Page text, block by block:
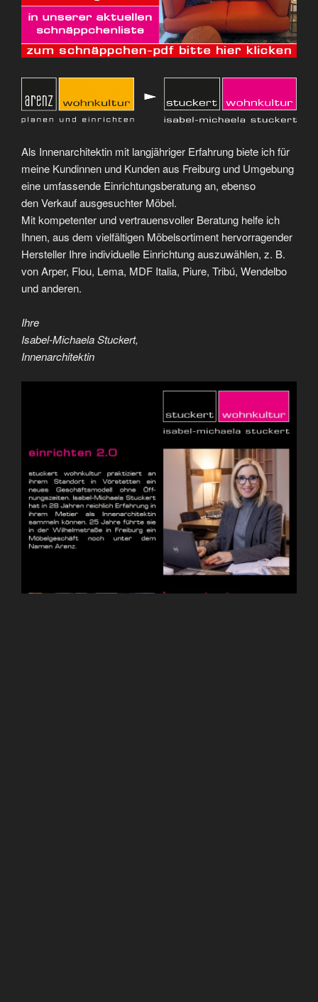
Als Innenarchitektin mit langjähriger Erfahrung biete ich für
meine Kundinnen und Kunden aus Freiburg und Umgebung
eine umfassende Einrichtungsberatung an, ebenso
den Verkauf ausgesuchter Möbel.
Mit kompetenter und vertrauensvoller Beratung helfe ich
Ihnen, aus dem vielfältigen Möbelsortiment hervorragender
Hersteller Ihre individuelle Einrichtung auszuwählen, z. B.
von Arper, Flou, Lema, MDF Italia, Piure, Tribú, Wendelbo
und anderen.
Ihre
Isabel-Michaela Stuckert,
Innenarchitektin